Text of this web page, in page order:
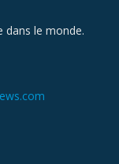
dans le monde.